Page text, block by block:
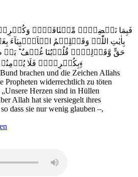
فَبِمَا نَقۡضِہِمۡ مِّیۡثَاقَہُمۡ
بِاٰیٰتِ اللّٰہِ وَقَتۡلِہِمُ الۡاَنۡۢبِیَآءَ
حَقٍّ وَّقَوۡلِہِمۡ قُلُوۡبُنَا غُلۡفٌ ؕ بَلۡ
بِکُفۡرِہِمۡ فَلَا یُؤۡمِنُوۡنَ اِلَّا قَلِیۡلًا ﴿۱۵۶﴾۪
brachen und die Zeichen Allahs
Propheten widerrechtlich zu töten
„Unsere Herzen sind in Hüllen
Allah hat sie versiegelt ihres
dass sie nur wenig glauben –,